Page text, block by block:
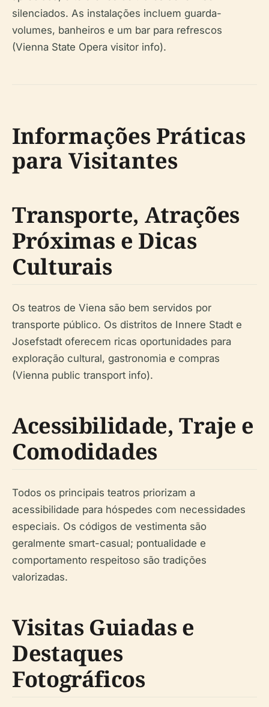
silenciados. As instalações incluem guarda-
volumes, banheiros e um bar para refrescos
(Vienna State Opera visitor info).
Informações Práticas
para Visitantes
Transporte, Atrações
Próximas e Dicas
Culturais
Os teatros de Viena são bem servidos por
transporte público. Os distritos de Innere Stadt e
Josefstadt oferecem ricas oportunidades para
exploração cultural, gastronomia e compras
(Vienna public transport info).
Acessibilidade, Traje e
Comodidades
Todos os principais teatros priorizam a
acessibilidade para hóspedes com necessidades
especiais. Os códigos de vestimenta são
geralmente smart-casual; pontualidade e
comportamento respeitoso são tradições
valorizadas.
Visitas Guiadas e
Destaques
Fotográficos